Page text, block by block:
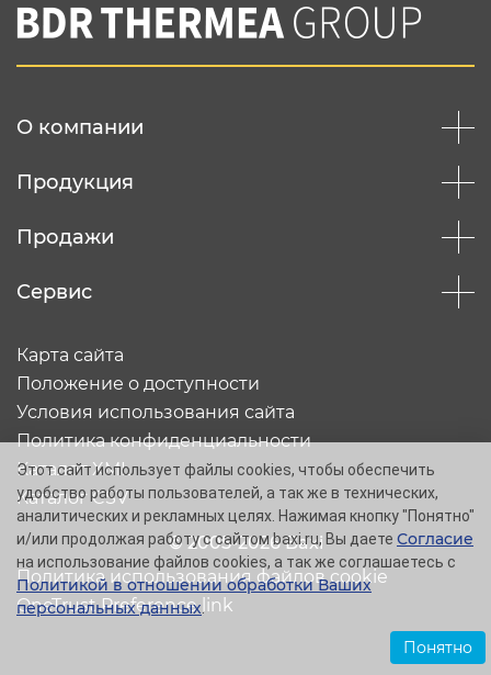
Вы соглашаетесь с нашей политикой
конфеденциальности
О компании
Продукция
Продажи
Сервис
© 2005-2026 Baxi
Карта сайта
Положение о доступности
Условия использования сайта
Политика конфиденциальности
Каталог XML
Каталог CSV
Политика использования файлов cookie
OneTrust Preference link
Этот сайт использует файлы cookies, чтобы обеспечить
удобство работы пользователей, а так же в технических,
аналитических и рекламных целях. Нажимая кнопку "Понятно"
и/или продолжая работу с сайтом baxi.ru, Вы даете Согласие
на использование файлов cookies, а так же соглашаетесь с
Политикой в отношении обработки Ваших
персональных данных.
Понятно